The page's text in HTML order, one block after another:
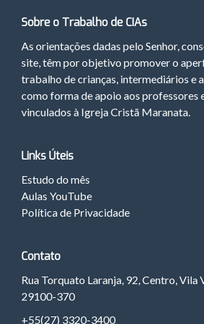
Sobre o Trabalho de CIAs
As orientações dadas pelo Senhor,
site, têm por objetivo promover o
trabalho de crianças, intermediários e
como forma de apoio aos professores
vinculados à Igreja Cristã Maranata.
Links Úteis
Estudo do mês
Aulas YouTube
Política de Privacidade
Contato
Rua Torquato Laranja, 92, Centro, Vila
29100-370
+55(27) 3320-3400